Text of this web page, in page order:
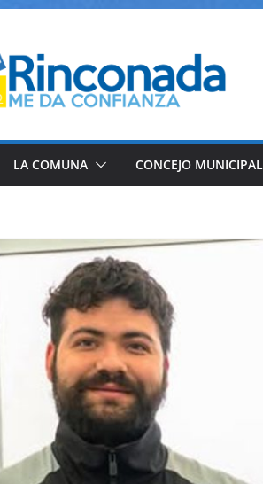
LA COMUNA CONCEJO MUNICIPAL